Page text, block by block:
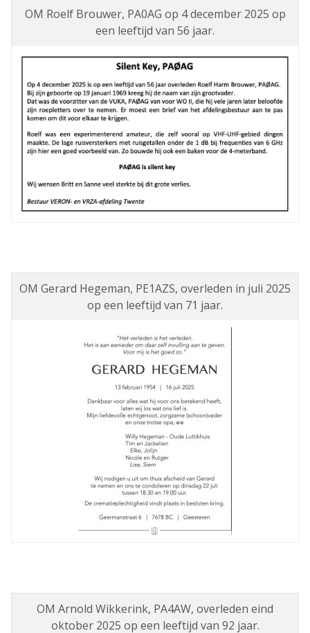
OM Roelf Brouwer, PA0AG op 4 december 2025 op
een leeftijd van 56 jaar.
OM Gerard Hegeman, PE1AZS, overleden in juli 2025
op een leeftijd van 71 jaar.
OM Arnold Wikkerink, PA4AW, overleden eind
oktober 2025 op een leeftijd van 92 jaar.